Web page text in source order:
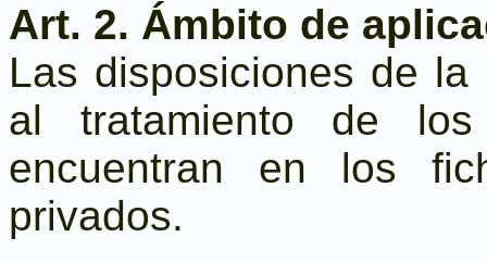
Art. 2. Ámbito de
Las disposiciones de
al tratamiento de
encuentran en los
privados.